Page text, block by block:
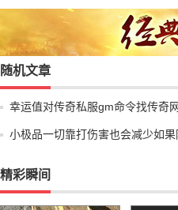
随机文章
幸运值对传奇私服gm命令找传奇
小极品一切靠打伤害也会减少如果
精彩瞬间